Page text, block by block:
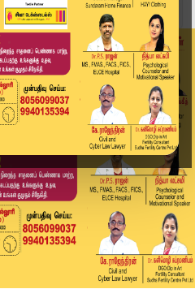
தூக்கி என் மேல போ...